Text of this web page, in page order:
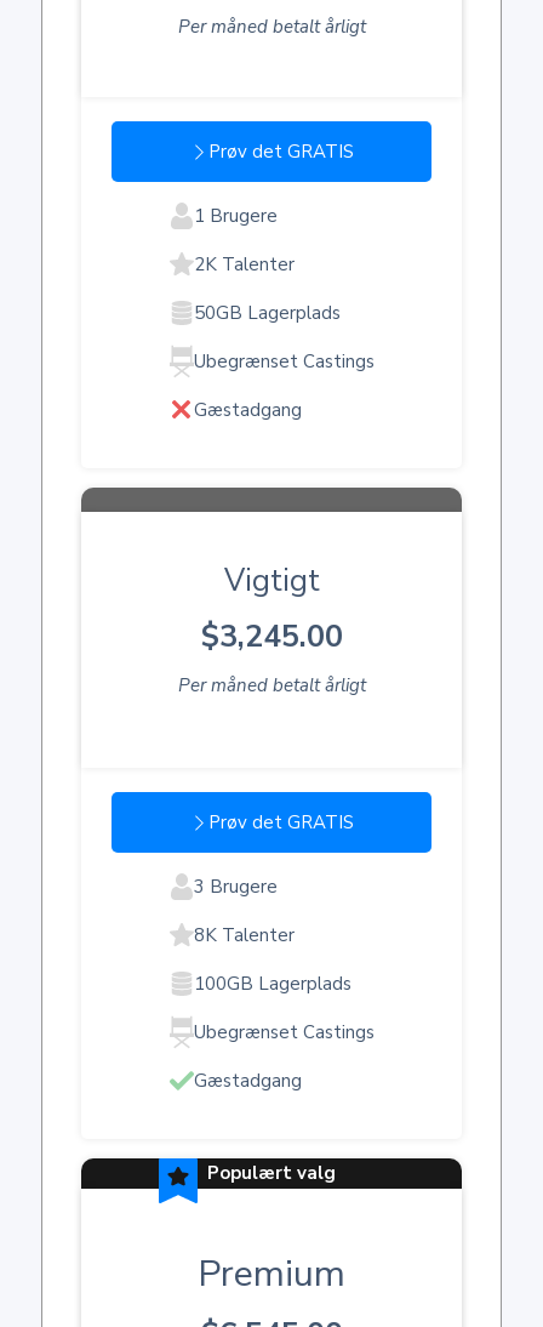
Per måned betalt årligt
Prøv det GRATIS
1 Brugere
2K Talenter
50GB Lagerplads
Ubegrænset Castings
Gæstadgang
Vigtigt
$3,245.00
Per måned betalt årligt
Prøv det GRATIS
3 Brugere
8K Talenter
100GB Lagerplads
Ubegrænset Castings
Gæstadgang
Populært valg
Premium